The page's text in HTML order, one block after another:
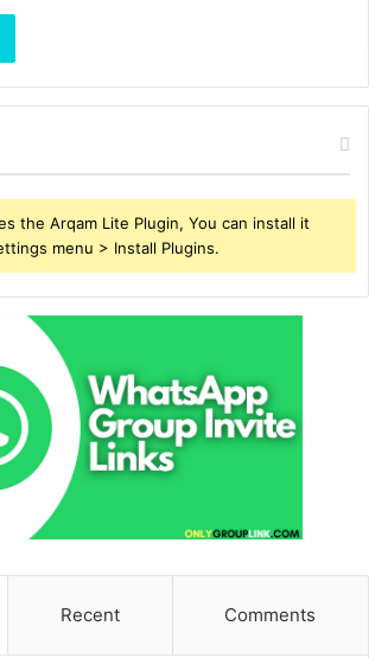
the Arqam Lite Plugin, You can install it
menu > Install Plugins.
Recent Comments